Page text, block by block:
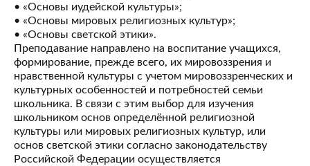
• «Основы иудейской культуры»;
• «Основы мировых религиозных культур»;
• «Основы светской этики».
Преподавание направлено на воспитание учащихся,
формирование, прежде всего, их мировоззрения и
нравственной культуры с учетом мировоззренческих и
культурных особенностей и потребностей семьи
школьника. В связи с этим выбор для изучения
школьником основ определённой религиозной
культуры или мировых религиозных культур, или
основ светской этики согласно законодательству
Российской Федерации осуществляется